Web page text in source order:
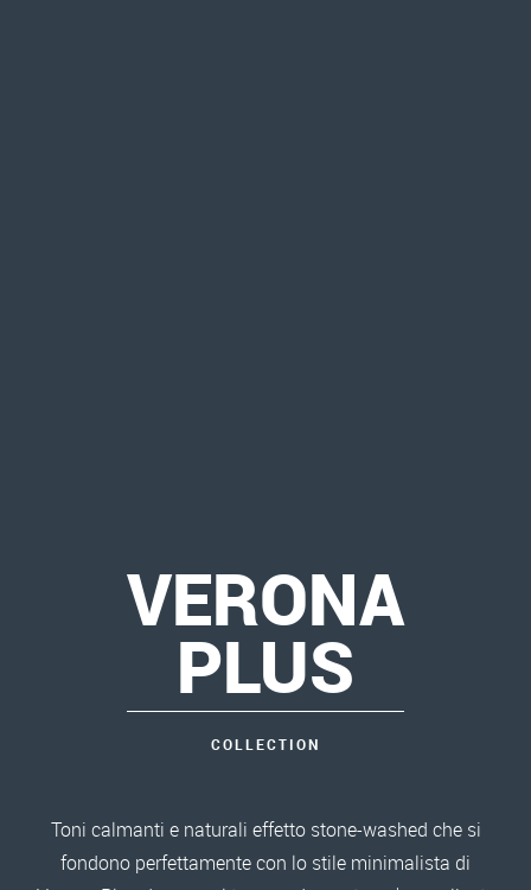
VERONA
PLUS
COLLECTION
Toni calmanti e naturali effetto stone-washed che si
fondono perfettamente con lo stile minimalista di